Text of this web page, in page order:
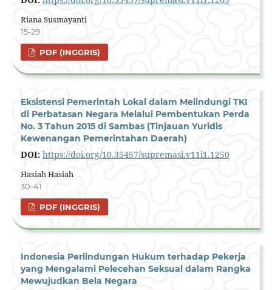
Riana Susmayanti
15-29
PDF (INGGRIS)
Eksistensi Pemerintah Lokal dalam Melindungi TKI
di Perbatasan Negara Melalui Pembentukan Perda
No. 3 Tahun 2015 di Sambas (Tinjauan Yuridis
Kewenangan Pemerintahan Daerah)
DOI: https://doi.org/10.35457/supremasi.v11i1.1250
Hasiah Hasiah
30-41
PDF (INGGRIS)
Indonesia Perlindungan Hukum terhadap Pekerja
yang Mengalami Pelecehan Seksual dalam Rangka
Mewujudkan Bela Negara